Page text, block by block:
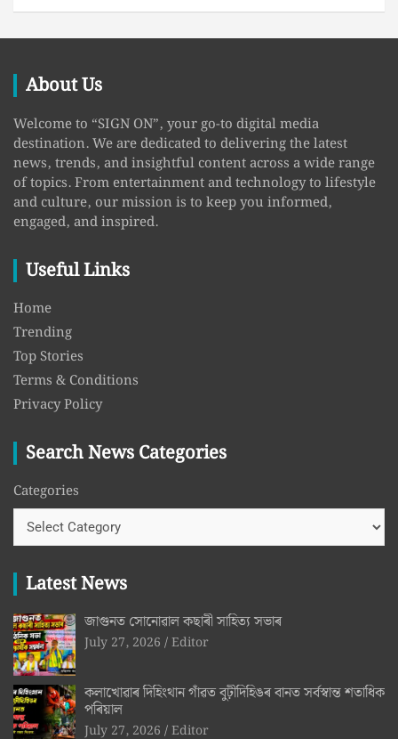
About Us
Welcome to “SIGN ON”, your go-to digital media
destination. We are dedicated to delivering the latest
news, trends, and insightful content across a wide range
of topics. From entertainment and technology to lifestyle
and culture, our mission is to keep you informed,
engaged, and inspired.
Useful Links
Home
Trending
Top Stories
Terms & Conditions
Privacy Policy
Search News Categories
Categories
Latest News
জাগুনত সোনোৱাল কছাৰী সাহিত্য সভাৰ
July 27, 2026 Editor
কলাখোৱাৰ দিহিংথান গাঁৱত বুঢ়ীদিহিঙৰ বানত সৰ্বস্বান্ত শতাধিক
পৰিয়াল
July 27, 2026 Editor